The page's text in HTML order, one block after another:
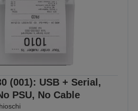
(001): USB + Serial,
PSU, No Cable